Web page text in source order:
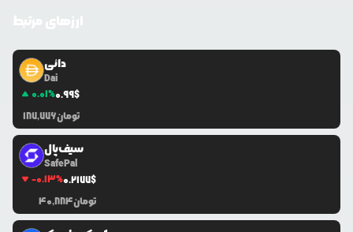
دائی
Dai
0.01%0.99$
187,776تومان
سیف‌پال
SafePal
-0.13%0.2177$
40,884تومان